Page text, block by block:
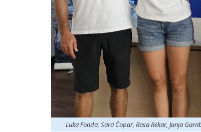
Luka Fonda, Sara Čopar, Rosa Rekar, Janja